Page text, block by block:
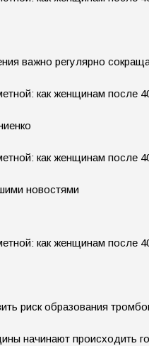
важно регулярно
новостями
риск образования
начинают происходить